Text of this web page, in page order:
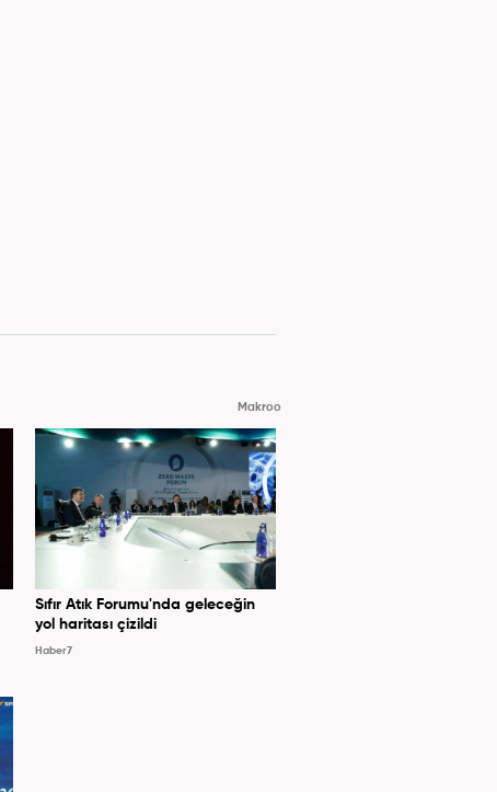
Makroo
Sıfır Atık Forumu'nda geleceğin
yol haritası çizildi
Haber7